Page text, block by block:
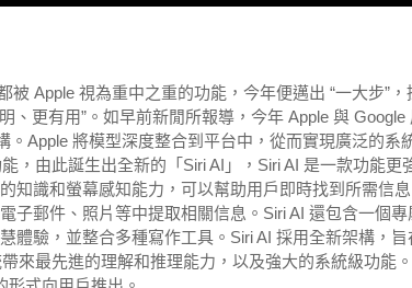
Apple 視為重中之重的功能，今年便邁出 “一大步”，
、更有用”。如早前新閒所報導，今年 Apple 與
Apple 將模型深度整合到平台中，從而實現廣泛的系
，由此誕生出全新的「Siri AI」，Siri AI 是一款功能更
知識和螢幕感知能力，可以幫助用戶即時找到所需信
子郵件、照片等中提取相關信息。Siri AI 還包含一個
體驗，並整合多種寫作工具。Siri AI 採用全新架構，
來最先進的理解和推理能力，以及強大的系統級功能